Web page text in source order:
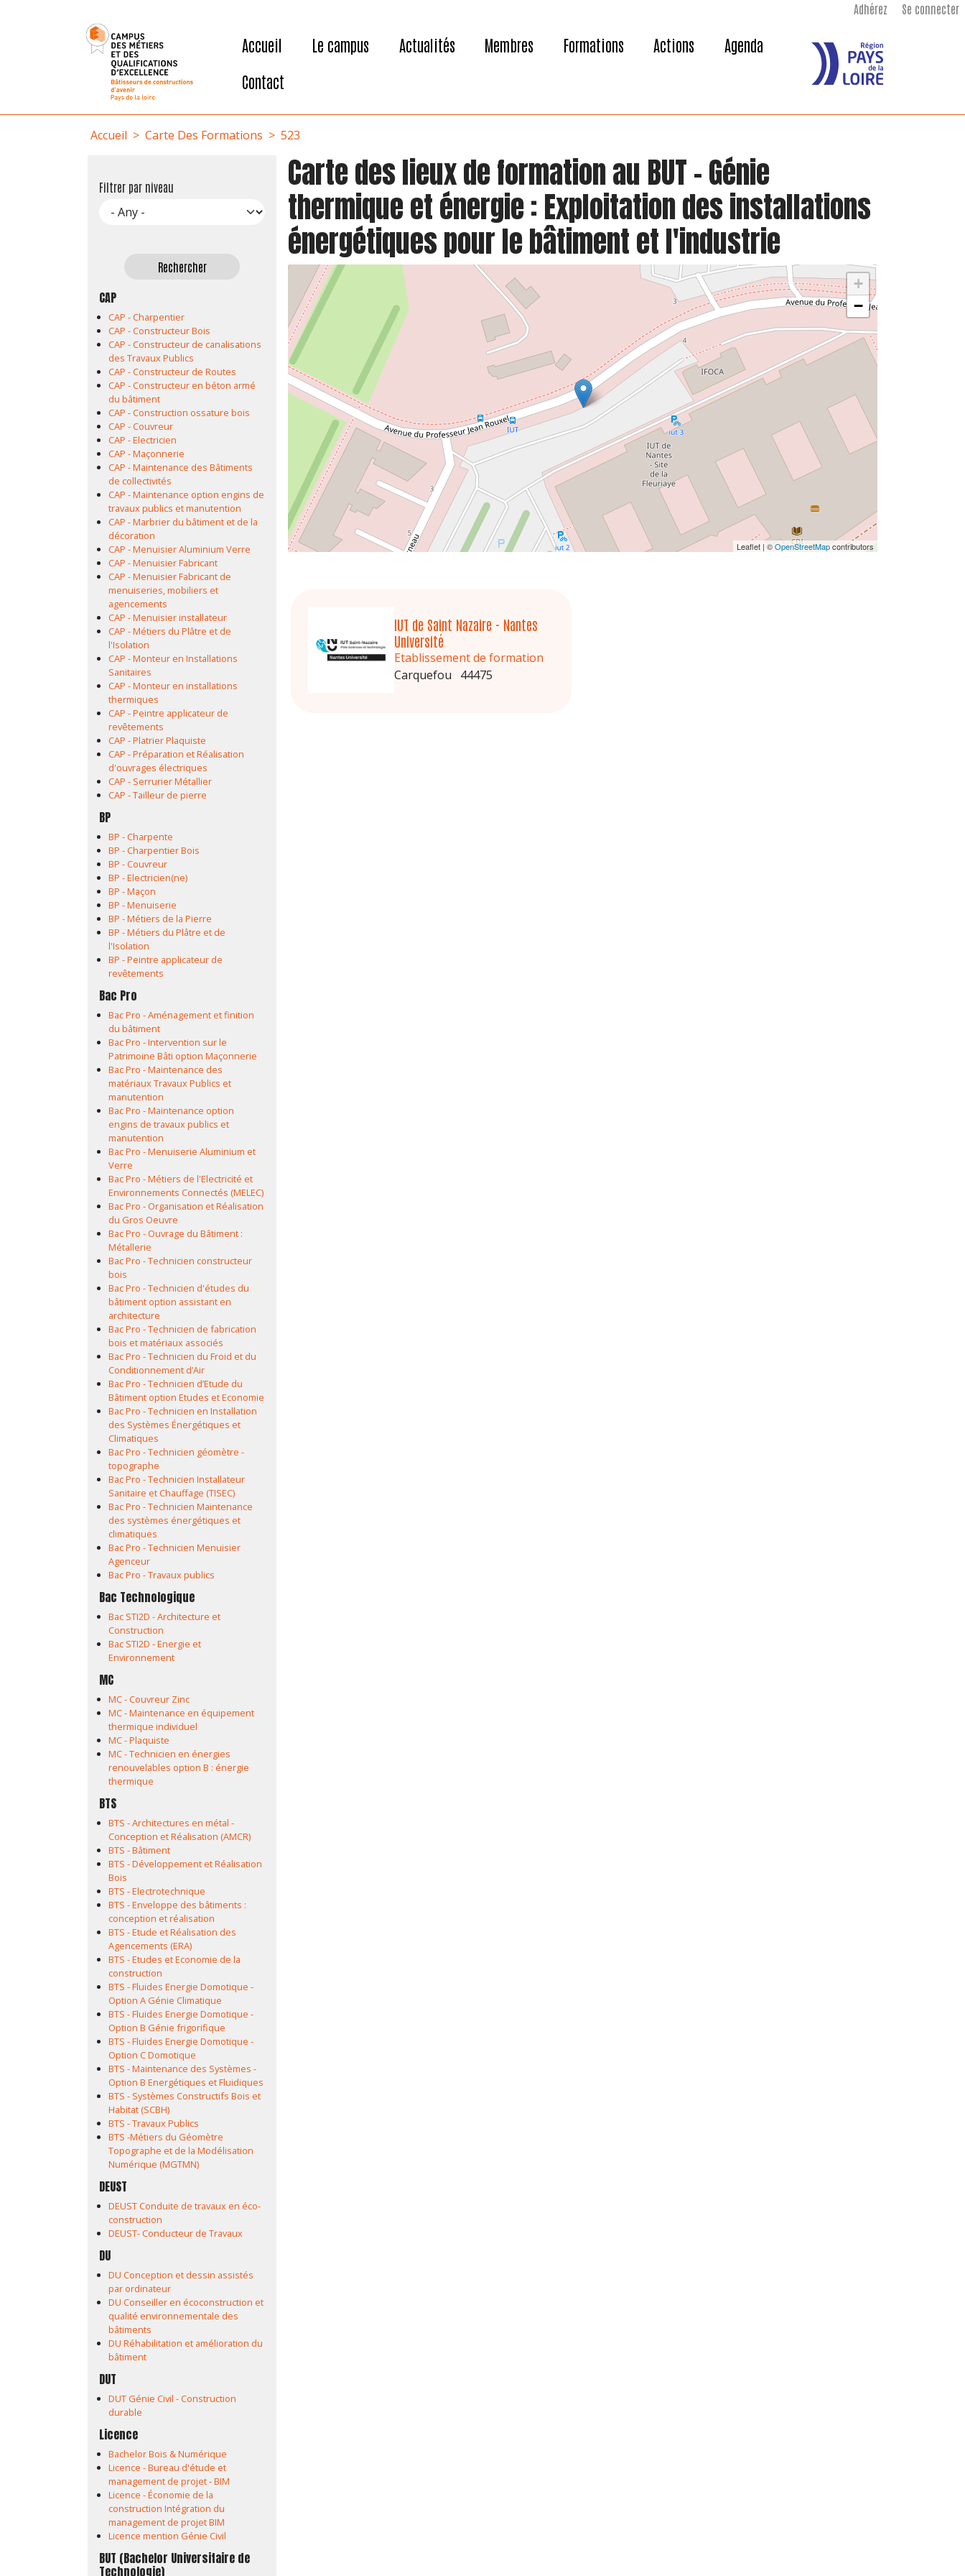
Adhérez Se connecter
Accueil Le campus Actualités Membres Formations Actions
Agenda
Contact
Fil d'Ariane
Accueil Carte Des Formations 523
Filtrer par niveau
CAP
CAP - Charpentier
CAP - Constructeur Bois
CAP - Constructeur de canalisations
des Travaux Publics
CAP - Constructeur de Routes
CAP - Constructeur en béton armé
du bâtiment
CAP - Construction ossature bois
CAP - Couvreur
CAP - Electricien
CAP - Maçonnerie
CAP - Maintenance des Bâtiments
de collectivités
CAP - Maintenance option engins de
travaux publics et manutention
CAP - Marbrier du bâtiment et de la
décoration
CAP - Menuisier Aluminium Verre
CAP - Menuisier Fabricant
CAP - Menuisier Fabricant de
menuiseries, mobiliers et
agencements
CAP - Menuisier installateur
CAP - Métiers du Plâtre et de
l'Isolation
CAP - Monteur en Installations
Sanitaires
CAP - Monteur en installations
thermiques
CAP - Peintre applicateur de
revêtements
CAP - Platrier Plaquiste
CAP - Préparation et Réalisation
d'ouvrages électriques
CAP - Serrurier Métallier
CAP - Tailleur de pierre
BP
BP - Charpente
BP - Charpentier Bois
BP - Couvreur
BP - Electricien(ne)
BP - Maçon
BP - Menuiserie
BP - Métiers de la Pierre
BP - Métiers du Plâtre et de
l'Isolation
BP - Peintre applicateur de
revêtements
Bac Pro
Bac Pro - Aménagement et finition
du bâtiment
Bac Pro - Intervention sur le
Patrimoine Bâti option Maçonnerie
Bac Pro - Maintenance des
matériaux Travaux Publics et
manutention
Bac Pro - Maintenance option
engins de travaux publics et
manutention
Bac Pro - Menuiserie Aluminium et
Verre
Bac Pro - Métiers de l'Electricité et
Environnements Connectés (MELEC)
Bac Pro - Organisation et Réalisation
du Gros Oeuvre
Bac Pro - Ouvrage du Bâtiment :
Métallerie
Bac Pro - Technicien constructeur
bois
Bac Pro - Technicien d'études du
bâtiment option assistant en
architecture
Bac Pro - Technicien de fabrication
bois et matériaux associés
Bac Pro - Technicien du Froid et du
Conditionnement d’Air
Bac Pro - Technicien d’Etude du
Bâtiment option Etudes et Economie
Bac Pro - Technicien en Installation
des Systèmes Énergétiques et
Climatiques
Bac Pro - Technicien géomètre -
topographe
Bac Pro - Technicien Installateur
Sanitaire et Chauffage (TISEC)
Bac Pro - Technicien Maintenance
des systèmes énergétiques et
climatiques
Bac Pro - Technicien Menuisier
Agenceur
Bac Pro - Travaux publics
Bac Technologique
Bac STI2D - Architecture et
Construction
Bac STI2D - Energie et
Environnement
MC
MC - Couvreur Zinc
MC - Maintenance en équipement
thermique individuel
MC - Plaquiste
MC - Technicien en énergies
renouvelables option B : énergie
thermique
BTS
BTS - Architectures en métal -
Conception et Réalisation (AMCR)
BTS - Bâtiment
BTS - Développement et Réalisation
Bois
BTS - Electrotechnique
BTS - Enveloppe des bâtiments :
conception et réalisation
BTS - Etude et Réalisation des
Agencements (ERA)
BTS - Etudes et Economie de la
construction
BTS - Fluides Energie Domotique -
Option A Génie Climatique
BTS - Fluides Energie Domotique -
Option B Génie frigorifique
BTS - Fluides Energie Domotique -
Option C Domotique
BTS - Maintenance des Systèmes -
Option B Energétiques et Fluidiques
BTS - Systèmes Constructifs Bois et
Habitat (SCBH)
BTS - Travaux Publics
BTS -Métiers du Géomètre
Topographe et de la Modélisation
Numérique (MGTMN)
DEUST
DEUST Conduite de travaux en éco-
construction
DEUST- Conducteur de Travaux
DU
DU Conception et dessin assistés
par ordinateur
DU Conseiller en écoconstruction et
qualité environnementale des
bâtiments
DU Réhabilitation et amélioration du
bâtiment
DUT
DUT Génie Civil - Construction
durable
Licence
Bachelor Bois & Numérique
Licence - Bureau d'étude et
management de projet - BIM
Licence - Économie de la
construction Intégration du
management de projet BIM
Licence mention Génie Civil
BUT (Bachelor Universitaire de
Technologie)
Carte des lieux de formation au BUT - Génie
thermique et énergie : Exploitation des installations
énergétiques pour le bâtiment et l'industrie
+
−
Leaflet | ©OpenStreetMapcontributors
IUT de Saint Nazaire - Nantes
Université
Etablissement de formation
Carquefou 44475